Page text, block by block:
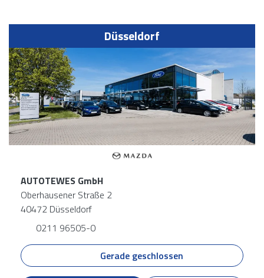
Düsseldorf
AUTOTEWES GmbH
Oberhausener Straße 2
40472 Düsseldorf
0211 96505-0
Gerade geschlossen